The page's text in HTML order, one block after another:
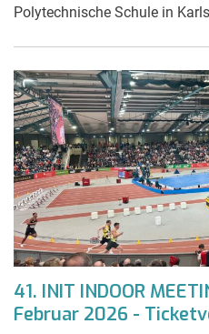
Polytechnische Schule in
41. INIT INDOOR
Februar 2026 -